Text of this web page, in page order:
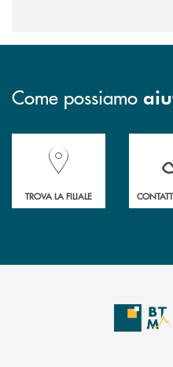
Come possiamo
Accedi all' elenco completo
TROVA LA FILIALE
Hai